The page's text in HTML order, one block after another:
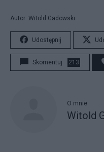
Autor: Witold Gadowski
Udostępnij
Skomentuj 213
O mnie
Witold